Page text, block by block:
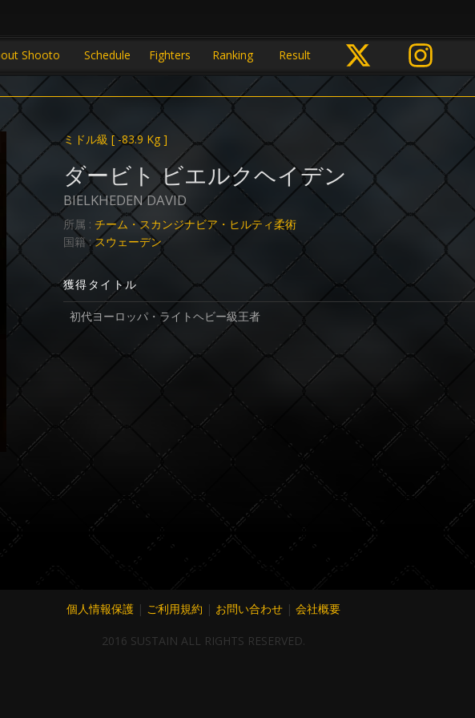
Shooto Schedule Fighters Ranking Result
ミドル級 [ -83.9 Kg ]
ダービト ビエルクヘイデン
BIELKHEDEN DAVID
所属 : チーム・スカンジナビア・ヒルティ柔術
国籍 :スウェーデン
獲得タイトル
初代ヨーロッパ・ライトヘビー級王者
個人情報保護 | ご利用規約 | お問い合わせ | 会社概要
2016 SUSTAIN ALL RIGHTS RESERVED.